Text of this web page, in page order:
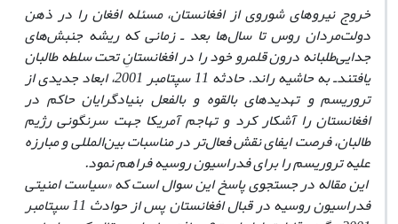
خروج نیروهای شوروی از افغانستان، مسئله افغان را در ذهن
دولت‌مردان روس تا سال‌ها بعد ـ زمانی که ریشه جنبش‌های
جدایی‌طلبانه درون قلمرو خود را در افغانستانِ تحت سلطه طالبان
یافتندـ به حاشیه راند. حادثه 11 سپتامبر 2001، ابعاد جدیدی از
تروریسم و تهدیدهای بالقوه و بالفعل بنیادگرایان حاکم در
افغانستان را آشکار کرد و تهاجم آمریکا جهت سرنگونی رژیم
طالبان، فرصت ایفای نقش فعال‌تر در مناسبات بین‌المللی و مبارزه
علیه تروریسم را برای فدراسیون روسیه فراهم نمود.
این مقاله در جستجوی پاسخ این سوال است که «سیاست امنیتی
فدراسیون روسیه در قبال افغانستان پس از حوادث 11 سپتامبر